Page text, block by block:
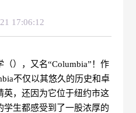
17:06:12
），又名“Columbia”！作
不仅以其悠久的历史和卓
英，还因为它位于纽约市这
学生都感受到了一股浓厚的